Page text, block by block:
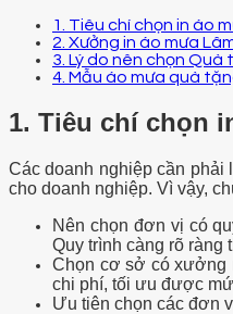
1. Tiêu chí chọn in áo
2. Xưởng in áo mưa
3. Lý do nên chọn
4. Mẫu áo mưa quà
1. Tiêu chí chọn
Các doanh nghiệp cần
cho doanh nghiệp. Vì vậy,
Nên chọn đơn vị có
Quy trình càng rõ ràng
Chọn cơ sở có xưởng
chi phí, tối ưu được
Ưu tiên chọn các đơn